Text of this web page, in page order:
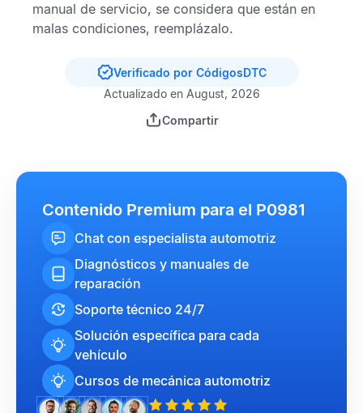
manual de servicio, se considera que están en
malas condiciones, reemplázalo.
Verificado por CódigosDTC
Actualizado en August, 2026
Compartir
Contenido Premium para el P0981
Chat con especialista automotriz
Diagnósticos y manuales de
reparación
Soporte técnico 24/7
Solución específica para cada
vehículo
Cursos de mecánica automotriz